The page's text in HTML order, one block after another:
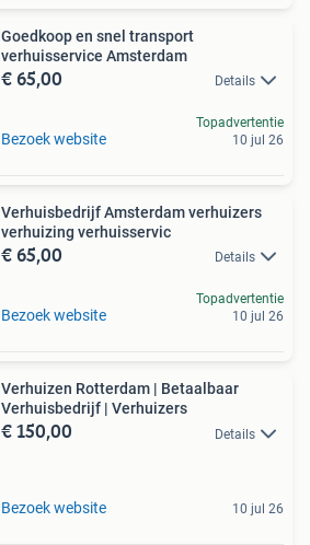
Goedkoop en snel transport
verhuisservice Amsterdam
€ 65,00 Details
Bezoek website
Topadvertentie
10 jul 26
Verhuisbedrijf Amsterdam verhuizers
verhuizing verhuisservic
€ 65,00 Details
Bezoek website
Topadvertentie
10 jul 26
Verhuizen Rotterdam | Betaalbaar
Verhuisbedrijf | Verhuizers
€ 150,00 Details
Bezoek website 10 jul 26